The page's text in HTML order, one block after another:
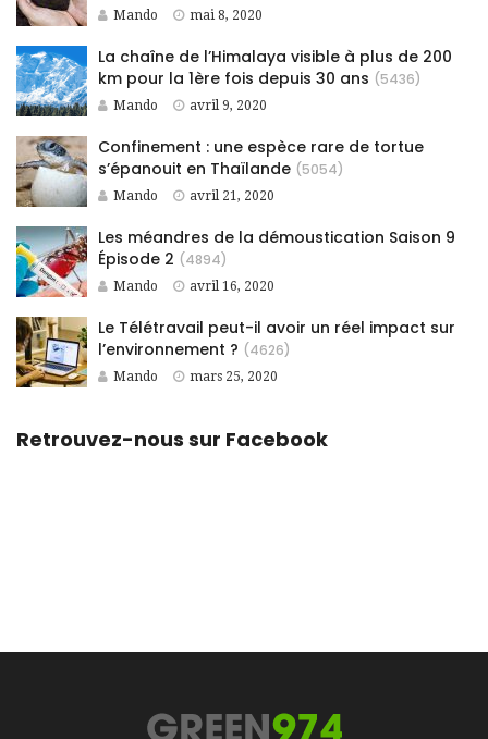
Mando mai 8, 2020
La chaîne de l’Himalaya visible à plus de 200
km pour la 1ère fois depuis 30 ans (5436)
Mando avril 9, 2020
Confinement : une espèce rare de tortue
s’épanouit en Thaïlande (5054)
Mando avril 21, 2020
Les méandres de la démoustication Saison 9
Épisode 2 (4894)
Mando avril 16, 2020
Le Télétravail peut-il avoir un réel impact sur
l’environnement ? (4626)
Mando mars 25, 2020
Retrouvez-nous sur Facebook